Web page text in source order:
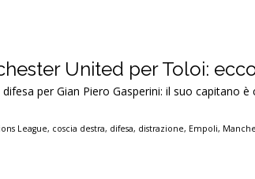
United per Toloi:
per Gian Piero Gasperini: il suo capitano
League, coscia destra, difesa, distrazione, Empoli,